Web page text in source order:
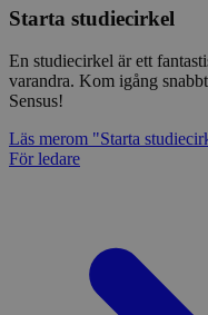
Starta studiecirkel
En studiecirkel är ett
varandra. Kom igång
Sensus!
Läs merom "Starta
För ledare